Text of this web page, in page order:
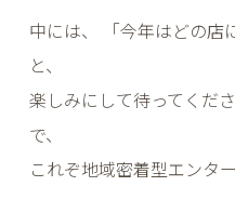
中には、 「今年はどの店
と、
楽しみにして待ってくだ
で、
これぞ地域密着型エンタ